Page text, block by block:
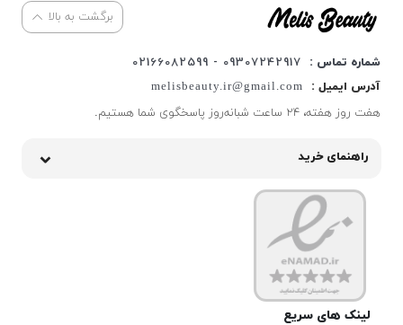
برگشت به بالا
شماره تماس :
09307242917 - 02166082599
آدرس ایمیل :
melisbeauty.ir@gmail.com
هفت روز هفته، ۲۴ ساعت شبانه‌روز پاسخگوی شما هستیم.
راهنمای خرید
لینک های سریع